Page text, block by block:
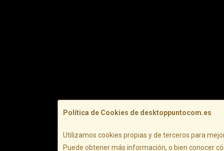
Política de Cookies de desktoppuntocom.es
Utilizamos cookies propias y de terceros para
Puede obtener más información, o bien conocer